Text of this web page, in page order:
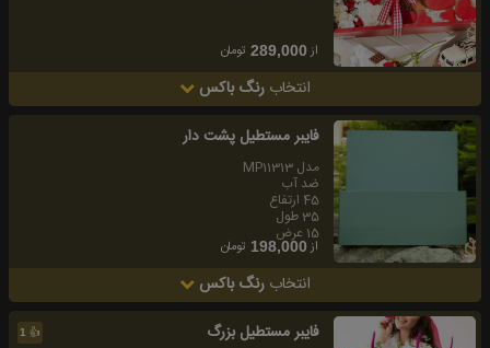
از289,000 تومان
انتخاب رنگ باکس
فايبر مستطيل پشت دار
مدل MP11313
ضد آب
45 ارتفاع
35 طول
15 عرض
از198,000 تومان
انتخاب رنگ باکس
👍
1 فايبر مستطيل بزرگ